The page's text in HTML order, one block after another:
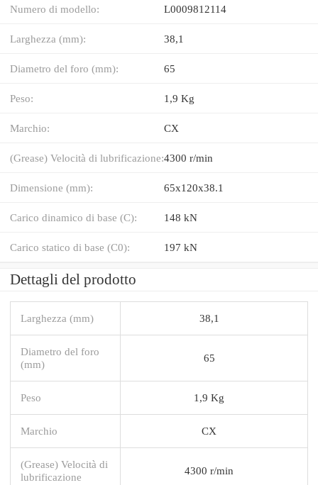
Numero di modello: L0009812114
Larghezza (mm): 38,1
Diametro del foro (mm): 65
Peso: 1,9 Kg
Marchio: CX
(Grease) Velocità di lubrificazione:4300 r/min
Dimensione (mm): 65x120x38.1
Carico dinamico di base (C): 148 kN
Carico statico di base (C0): 197 kN
Dettagli del prodotto
Larghezza (mm) 38,1
Diametro del foro
(mm)
65
Peso 1,9 Kg
Marchio CX
(Grease) Velocità di
lubrificazione
4300 r/min